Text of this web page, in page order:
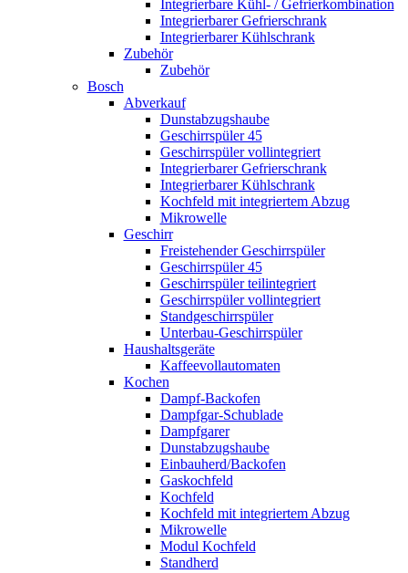
Integrierbare Kühl- / Gefrierkombination
Integrierbarer Gefrierschrank
Integrierbarer Kühlschrank
Zubehör
Zubehör
Bosch
Abverkauf
Dunstabzugshaube
Geschirrspüler 45
Geschirrspüler vollintegriert
Integrierbarer Gefrierschrank
Integrierbarer Kühlschrank
Kochfeld mit integriertem Abzug
Mikrowelle
Geschirr
Freistehender Geschirrspüler
Geschirrspüler 45
Geschirrspüler teilintegriert
Geschirrspüler vollintegriert
Standgeschirrspüler
Unterbau-Geschirrspüler
Haushaltsgeräte
Kaffeevollautomaten
Kochen
Dampf-Backofen
Dampfgar-Schublade
Dampfgarer
Dunstabzugshaube
Einbauherd/Backofen
Gaskochfeld
Kochfeld
Kochfeld mit integriertem Abzug
Mikrowelle
Modul Kochfeld
Standherd